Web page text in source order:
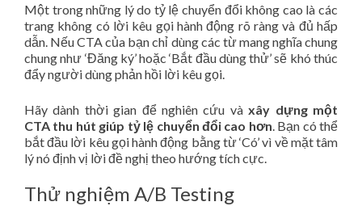
Một trong những lý do tỷ lệ chuyển đổi không cao là các
trang không có lời kêu gọi hành động rõ ràng và đủ hấp
dẫn. Nếu CTA của bạn chỉ dùng các từ mang nghĩa chung
chung như ‘Đăng ký’ hoặc ‘Bắt đầu dùng thử’ sẽ khó thúc
đẩy người dùng phản hồi lời kêu gọi.
Hãy dành thời gian để nghiên cứu vàxây dựng một
CTA thu hút giúp tỷ lệ chuyển đổi cao hơn . Bạn có thể
bắt đầu lời kêu gọi hành động bằng từ ‘Có’ vì về mặt tâm
lý nó định vị lời đề nghị theo hướng tích cực.
Thử nghiệm A/B Testing